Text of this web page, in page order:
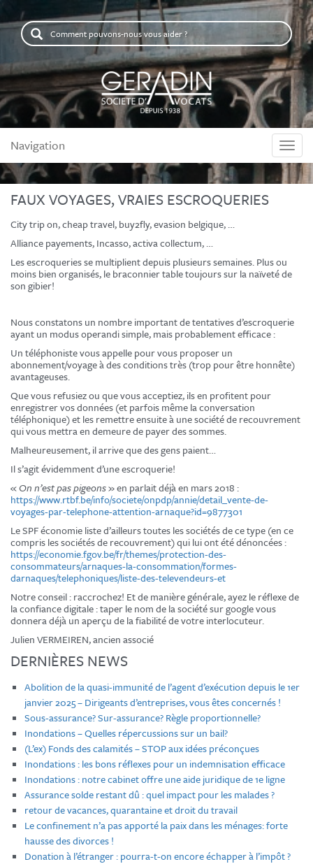
Comment
pouvons-
vous
aider
?
Navigation
FAUX VOYAGES, VRAIES ESCROQUERIES
City trip on, cheap travel, buy2fly, evasion belgique, …
Alliance payements, Incasso, activa collectum, …
Les escroqueries se multiplient depuis plusieurs semaines. Plus ou
moins bien organisés, le braconnier table toujours sur la naïveté de
son gibier!
Nous constatons un nombre important de tentatives d’escroquerie
ayant un modus operandi simple, mais probablement efficace :
Un téléphoniste vous appelle pour vous proposer un
abonnement/voyage à des conditions très (trop pour être honnête)
avantageuses.
Que vous refusiez ou que vous acceptiez, ils en profitent pour
enregistrer vos données (et parfois même la conversation
téléphonique) et les remettre ensuite à une société de recouvrement
qui vous mettra en demeure de payer des sommes.
Malheureusement, il arrive que des gens paient…
Il s’agit évidemment d’une escroquerie!
«On n’est pas pigeons» en parlait déjà en mars 2018 :
https://www.rtbf.be/info/societe/onpdp/annie/detail_vente-de-
voyages-par-telephone-attention-arnaque?id=9877301
Le SPF économie liste d’ailleurs toutes les sociétés de ce type (en ce
compris les sociétés de recouvrement) qui lui ont été dénoncées :
https://economie.fgov.be/fr/themes/protection-des-
consommateurs/arnaques-la-consommation/formes-
darnaques/telephoniques/liste-des-televendeurs-et
Notre conseil : raccrochez! Et de manière générale, ayez le réflexe de
la confiance digitale : taper le nom de la société sur google vous
donnera déjà un aperçu de la fiabilité de votre interlocuteur.
Julien VERMEIREN, ancien associé
DERNIÈRES NEWS
Abolition de la quasi-immunité de l’agent d’exécution depuis le 1er
janvier 2025 – Dirigeants d’entreprises, vous êtes concernés !
Sous-assurance? Sur-assurance? Règle proportionnelle?
Inondations – Quelles répercussions sur un bail?
(L’ex) Fonds des calamités – STOP aux idées préconçues
Inondations : les bons réflexes pour un indemnisation efficace
Inondations : notre cabinet offre une aide juridique de 1e ligne
Assurance solde restant dû : quel impact pour les malades ?
retour de vacances, quarantaine et droit du travail
Le confinement n’a pas apporté la paix dans les ménages: forte
hausse des divorces !
Donation à l’étranger : pourra-t-on encore échapper à l’impôt ?